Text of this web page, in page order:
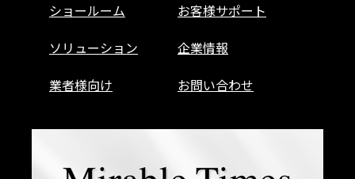
ショールーム
お客様サポート
ソリューション
企業情報
業者様向け
お問い合わせ